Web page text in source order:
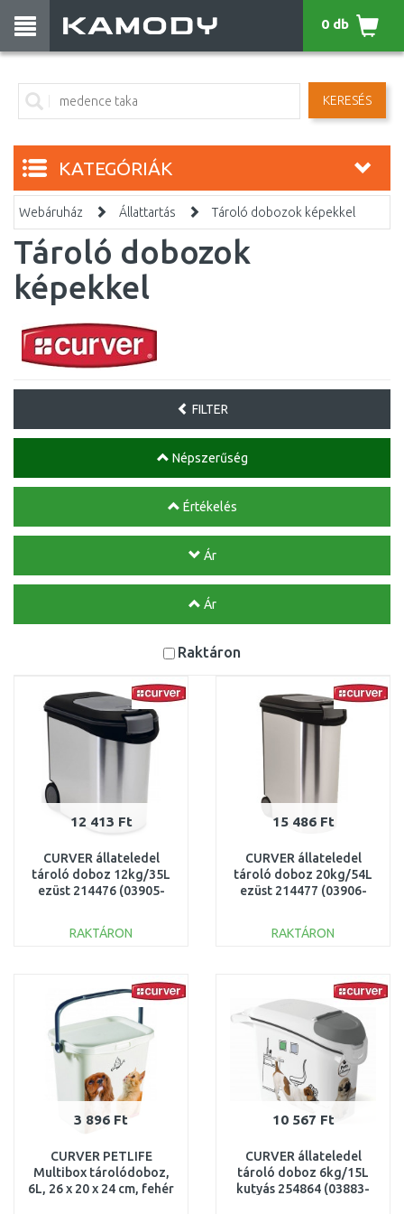
KERESÉS
0 db
KATEGÓRIÁK
Webáruház Állattartás Tároló dobozok képekkel
Tároló dobozok
képekkel
FILTER
Népszerűség
Értékelés
Ár
Ár
Raktáron
12 413 Ft
CURVER állateledel
tároló doboz 12kg/35L
ezüst 214476 (03905-
RAKTÁRON
Összehasonlítás
15 486 Ft
CURVER állateledel
tároló doboz 20kg/54L
ezüst 214477 (03906-
RAKTÁRON
Összehasonlítás
3 896 Ft
CURVER PETLIFE
Multibox tárolódoboz,
6L, 26 x 20 x 24 cm, fehér
10 567 Ft
CURVER állateledel
tároló doboz 6kg/15L
kutyás 254864 (03883-